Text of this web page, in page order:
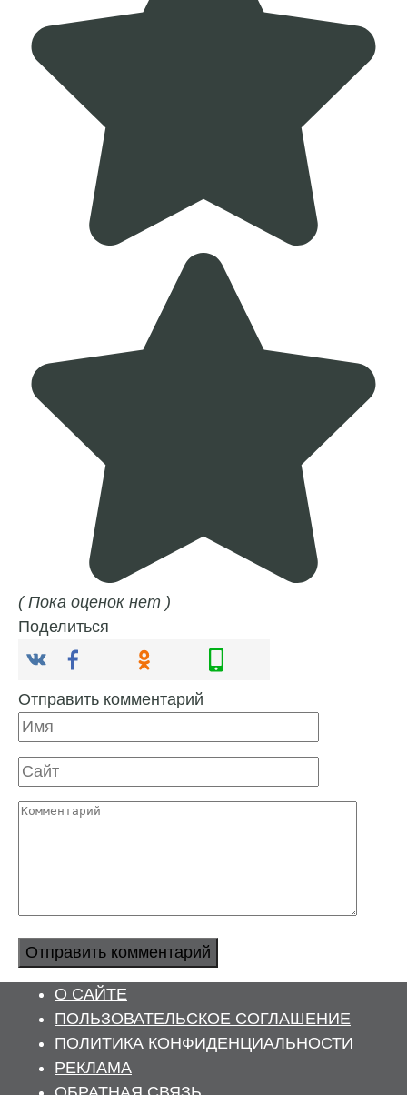
( Пока оценок нет )
Поделиться
Отправить комментарий
Имя
Сайт
Комментарий
О САЙТЕ
ПОЛЬЗОВАТЕЛЬСКОЕ СОГЛАШЕНИЕ
ПОЛИТИКА КОНФИДЕНЦИАЛЬНОСТИ
РЕКЛАМА